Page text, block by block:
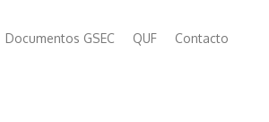
Documentos GSEC QUF Contacto